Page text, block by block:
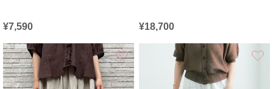
¥7,590 ¥18,700
お気に入り